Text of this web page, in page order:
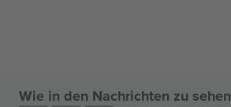
Wie in den Nachrichten zu sehen